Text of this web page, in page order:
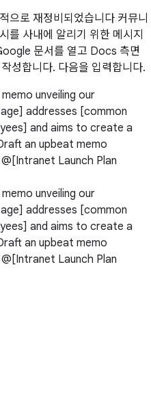
으로 재정비되었습니다 커뮤니
를 사내에 알리기 위한 메시지
문서를 열고 Docs 측면
성합니다. 다음을 입력합니다.
unveiling our
addresses [common
and aims to create a
an upbeat memo
Launch Plan
unveiling our
addresses [common
and aims to create a
an upbeat memo
Launch Plan